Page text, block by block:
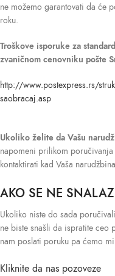
ne možemo garantovati da će
roku.
Troškove isporuke za
zvaničnom cenovniku pošte
http://www.postexpress.rs/
saobracaj.asp
Ukoliko želite da Vašu
napomeni prilikom
kontaktirati kad Vaša
AKO SE NE
Ukoliko niste do sada
ne biste snašli da ispratite ceo
nam poslati poruku pa ćemo
Kliknite da nas pozoveze